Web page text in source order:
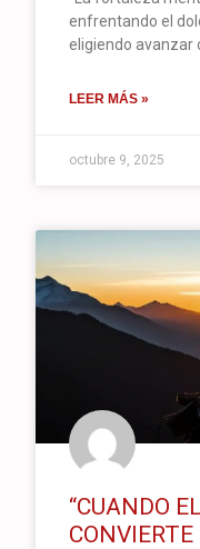
enfrentando el
eligiendo avanzar
LEER MÁS »
octubre 9, 2025
“CUANDO